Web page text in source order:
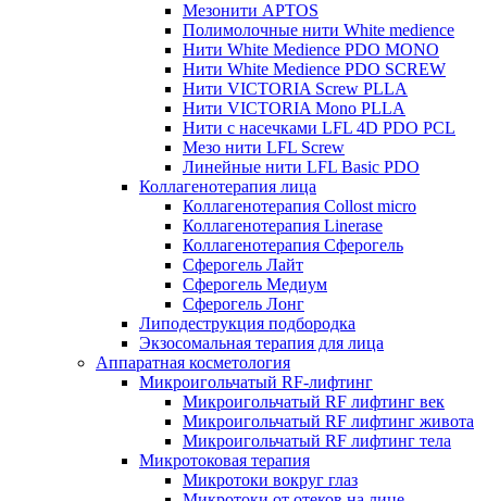
Мезонити APTOS
Полимолочные нити White medience
Нити White Medience PDO MONO
Нити White Medience PDO SCREW
Нити VICTORIA Screw PLLA
Нити VICTORIA Mono PLLA
Нити с насечками LFL 4D PDO PCL
Мезо нити LFL Screw
Линейные нити LFL Basic PDO
Коллагенотерапия лица
Коллагенотерапия Collost micro
Коллагенотерапия Linerase
Коллагенотерапия Сферогель
Сферогель Лайт
Сферогель Медиум
Сферогель Лонг
Липодеструкция подбородка
Экзосомальная терапия для лица
Аппаратная косметология
Микроигольчатый RF-лифтинг
Микроигольчатый RF лифтинг век
Микроигольчатый RF лифтинг живота
Микроигольчатый RF лифтинг тела
Микротоковая терапия
Микротоки вокруг глаз